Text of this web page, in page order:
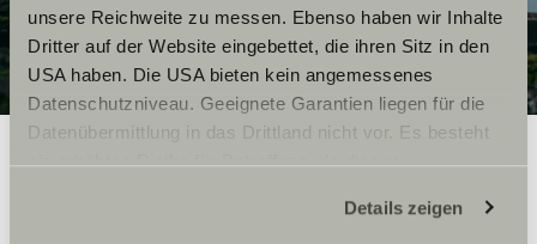
unsere Reichweite zu messen. Ebenso haben wir Inhalte
Dritter auf der Website eingebettet, die ihren Sitz in den
USA haben. Die USA bieten kein angemessenes
Datenschutzniveau. Geeignete Garantien liegen für die
Datenübermittlung in das Drittland nicht vor. Es besteht
ein erhöhtes Risiko für Betroffene, da diesen
zustehen. Eingesetzte Dienstleister können Daten für
Details zeigen
Durch die Färöer trägt